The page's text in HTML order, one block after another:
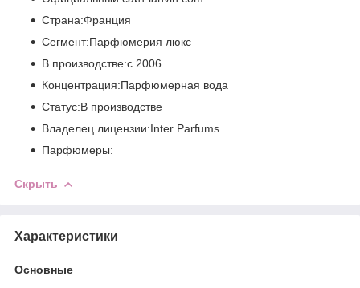
Страна:Франция
Сегмент:Парфюмерия люкс
В производстве:с 2006
Концентрация:Парфюмерная вода
Статус:В производстве
Владелец лицензии:Inter Parfums
Парфюмеры:
Скрыть
Характеристики
Основные